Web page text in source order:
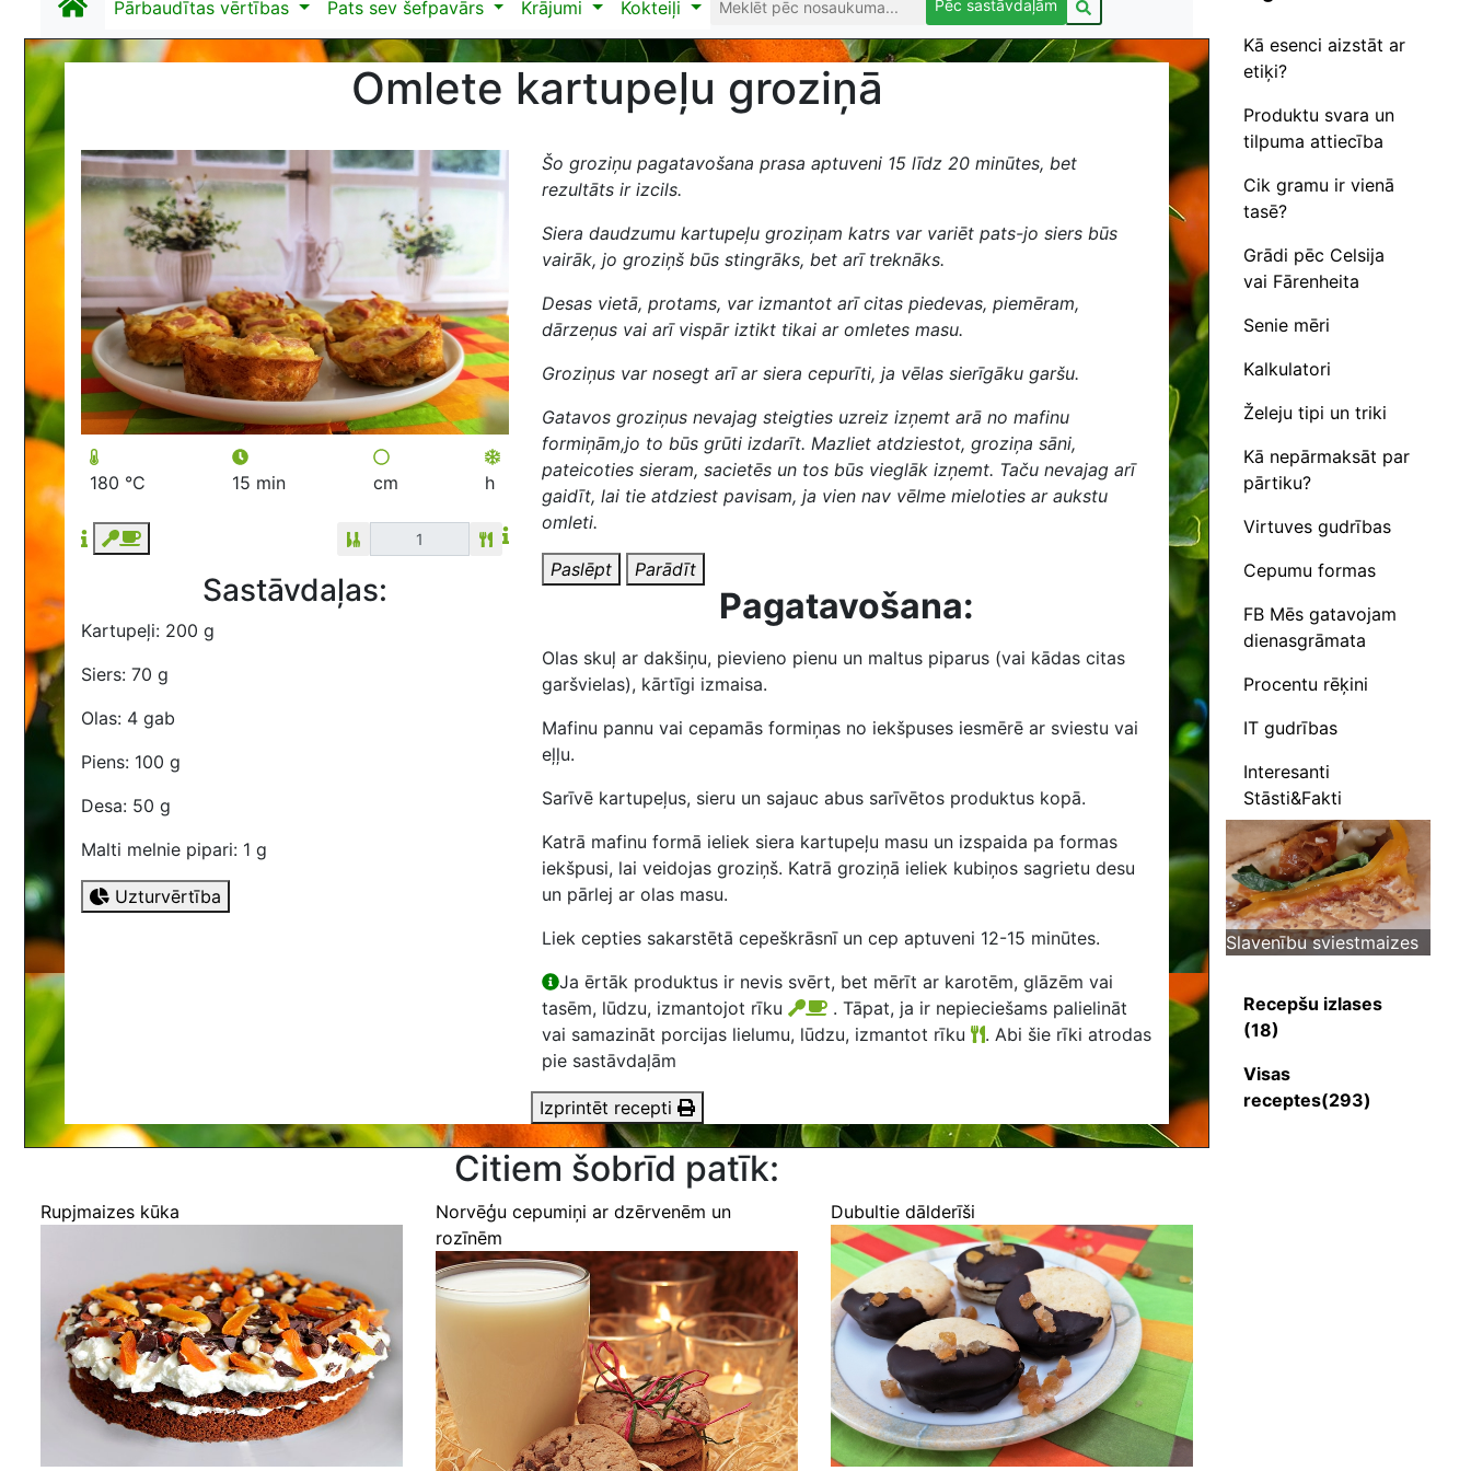
Pārbaudītas vērtības Pats sev šefpavārs Krājumi Kokteiļi Pēc sastāvdaļām
Omlete kartupeļu groziņā
180 °C 15 min cm h
Sastāvdaļas:
Kartupeļi: 200 g
Siers: 70 g
Olas: 4 gab
Piens: 100 g
Desa: 50 g
Malti melnie pipari: 1 g
Uzturvērtība
Šo groziņu pagatavošana prasa aptuveni 15 līdz 20 minūtes, bet
rezultāts ir izcils.
Siera daudzumu kartupeļu groziņam katrs var variēt pats-jo siers būs
vairāk, jo groziņš būs stingrāks, bet arī treknāks.
Desas vietā, protams, var izmantot arī citas piedevas, piemēram,
dārzeņus vai arī vispār iztikt tikai ar omletes masu.
Groziņus var nosegt arī ar siera cepurīti, ja vēlas sierīgāku garšu.
Gatavos groziņus nevajag steigties uzreiz izņemt arā no mafinu
formiņām,jo to būs grūti izdarīt. Mazliet atdziestot, groziņa sāni,
pateicoties sieram, sacietēs un tos būs vieglāk izņemt. Taču nevajag arī
gaidīt, lai tie atdziest pavisam, ja vien nav vēlme mieloties ar aukstu
omleti.
Paslēpt Parādīt
Pagatavošana:
Olas skuļ ar dakšiņu, pievieno pienu un maltus piparus (vai kādas citas
garšvielas), kārtīgi izmaisa.
Mafinu pannu vai cepamās formiņas no iekšpuses iesmērē ar sviestu vai
eļļu.
Sarīvē kartupeļus, sieru un sajauc abus sarīvētos produktus kopā.
Katrā mafinu formā ieliek siera kartupeļu masu un izspaida pa formas
iekšpusi, lai veidojas groziņš. Katrā groziņā ieliek kubiņos sagrietu desu
un pārlej ar olas masu.
Liek cepties sakarstētā cepeškrāsnī un cep aptuveni 12-15 minūtes.
Ja ērtāk produktus ir nevis svērt, bet mērīt ar karotēm, glāzēm vai
tasēm, lūdzu, izmantojot rīku
. Tāpat, ja ir nepieciešams palielināt
vai samazināt porcijas lielumu, lūdzu, izmantot rīku
. Abi šie rīki atrodas
pie sastāvdaļām
Izprintēt recepti
Citiem šobrīd patīk:
Rupjmaizes kūka
Norvēģu cepumiņi ar dzērvenēm un
rozīnēm
Dubultie dālderīši
Kā esenci aizstāt ar
etiķi?
Produktu svara un
tilpuma attiecība
Cik gramu ir vienā
tasē?
Grādi pēc Celsija
vai Fārenheita
Senie mēri
Kalkulatori
Želeju tipi un triki
Kā nepārmaksāt par
pārtiku?
Virtuves gudrības
Cepumu formas
FB Mēs gatavojam
dienasgrāmata
Procentu rēķini
IT gudrības
Interesanti
Stāsti&Fakti
Slavenību sviestmaizes
Recepšu izlases
(18)
Visas
receptes(293)